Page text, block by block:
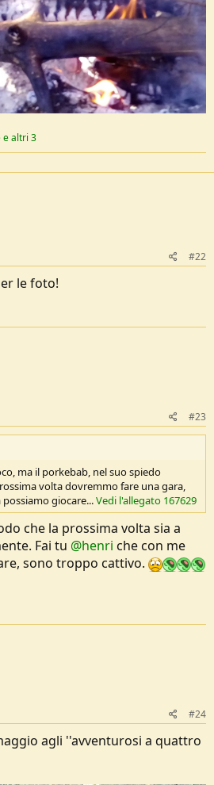
e altri 3
#22
le foto!
#23
ma il porkebab, nel suo spiedo
volta dovremmo fare una gara,
possiamo giocare...Vedi l'allegato 167629
che la prossima volta sia a
Fai tu @henri che con me
sono troppo cattivo.
#24
agli ''avventurosi a quattro